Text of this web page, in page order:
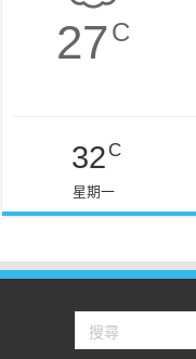
27C
32 C
星期一